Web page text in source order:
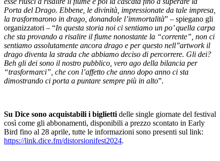
Porta del Drago. Ebbene, le divinità, impressionate da tale impresa,
la trasformarono in drago, donandole l’immortalità” – spiegano gli
organizzatori – “In questa storia noi ci sentiamo un po’ quella carpa
che sta provando a risalire il fiume nonostante la “corrente”, non ci
sentiamo assolutamente ancora drago e per questo nell’’artwork il
drago diventa la strada che abbiamo deciso di percorrere. Gli dei?
Beh gli dei sono il nostro pubblico, vero ago della bilancia per
“trasformarci”, che con l’affetto che anno dopo anno ci sta
dimostrando ci porta a puntare sempre più in alto”.
Su Dice sono acquistabili i biglietti delle single giornate del festival
così come gli abbonamenti, disponibili a prezzo scontato in Early
Bird fino al 28 aprile, tutte le informazioni sono presenti sul link:
https://link.dice.fm/distorsionifest2024.